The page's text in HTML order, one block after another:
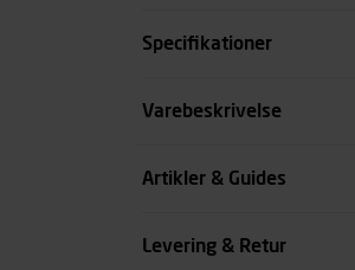
Specifikationer
Størrelse
Varebeskrivelse
Artikler & Guides
Levering & Retur